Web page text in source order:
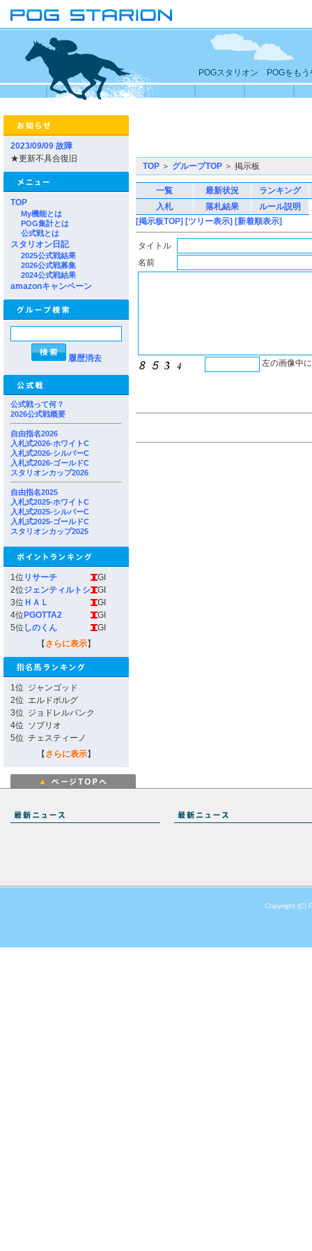
POGスタリオン POGをもう
2023/09/09 故障
★更新不具合復旧
TOP
My機能とは
POG集計とは
公式戦とは
スタリオン日記
2025公式戦結果
2026公式戦募集
2024公式戦結果
amazonキャンペーン
履歴消去
公式戦って何？
2026公式戦概要
自由指名2026
入札式2026-ホワイトC
入札式2026-シルバーC
入札式2026-ゴールドC
スタリオンカップ2026
自由指名2025
入札式2025-ホワイトC
入札式2025-シルバーC
入札式2025-ゴールドC
スタリオンカップ2025
1位 リサーチ
GI
2位ジェンティルトシ
GI
3位 ＨＡＬ
GI
4位 PGOTTA2
GI
5位 しのくん
GI
【 さらに表示】
1位 ジャンゴッド
2位 エルドボルグ
3位 ジョドレルバンク
4位 ソブリオ
5位 チェスティーノ
【 さらに表示】
TOP ＞ グループTOP ＞ 掲示板
一覧 最新状況
ランキング
入札
落札結果
ルール説明
[掲示板TOP] [ツリー表示] [新着順表示]
タイトル
名前
左の画像中
Copyright (C)